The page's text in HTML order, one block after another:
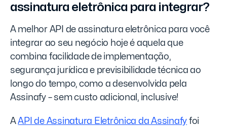
assinatura eletrônica para integrar?
A melhor API de assinatura eletrônica para você
integrar ao seu negócio hoje é aquela que
combina facilidade de implementação,
segurança jurídica e previsibilidade técnica ao
longo do tempo, como a desenvolvida pela
Assinafy – sem custo adicional, inclusive!
AAPI de Assinatura Eletrônica daAssinafy foi